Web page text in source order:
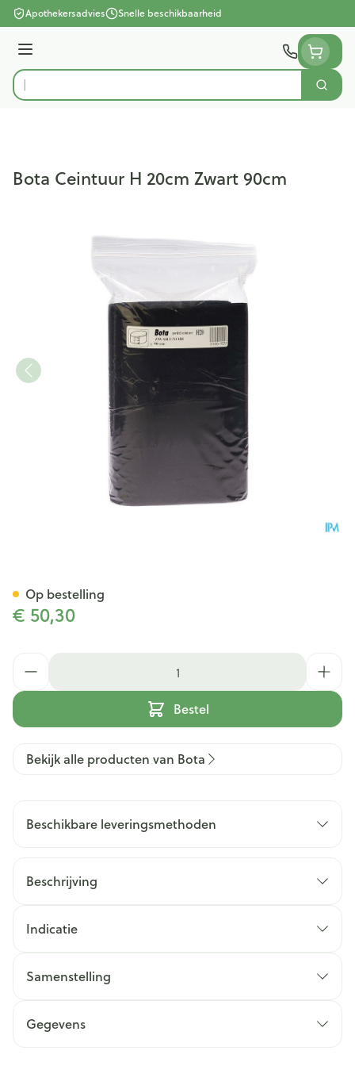
Ga naar de inhoud
Apothekersadvies Snelle beschikbaarheid
Menu
Product, merk, categorie...
Zoek
Bota Ceintuur H 20cm Zwart 90cm
€ 50,30
Bestel
Op bestelling
Bekijk alle producten van Bota
Beschikbare leveringsmethoden
Beschrijving
Indicatie
Samenstelling
Gegevens